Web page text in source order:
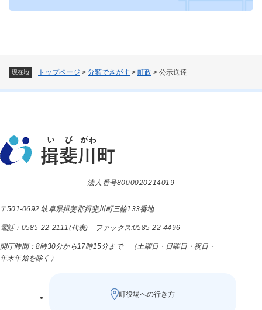
現在地 トップページ > 分類でさがす > 町政 > 公示送達
法人番号8000020214019
〒501-0692 岐阜県揖斐郡揖斐川町三輪133番地
電話：0585-22-2111(代表) ファックス:0585-22-4496
開庁時間：8時30分から17時15分まで （土曜日・日曜日・祝日・
年末年始を除く）
町役場への行き方